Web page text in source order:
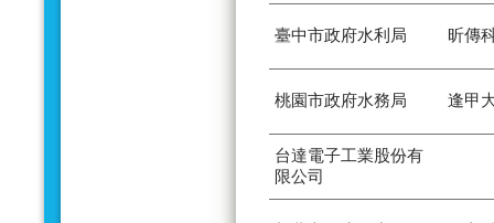
臺中市政府水利局 昕傳
桃園市政府水務局 逢甲
台達電子工業股份有
限公司